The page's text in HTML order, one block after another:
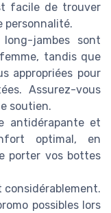
facile de trouver
personnalité.
jambes sont
tandis que
appropriées pour
Assurez-vous
soutien.
antidérapante et
optimal, en
porter vos bottes
possibles lors